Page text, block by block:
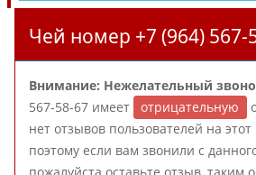
Чей номер +7 (964) 567-
Внимание: Нежелательный
567-58-67 имеет
отрицательную
нет отзывов пользователей на
поэтому если вам звонили с